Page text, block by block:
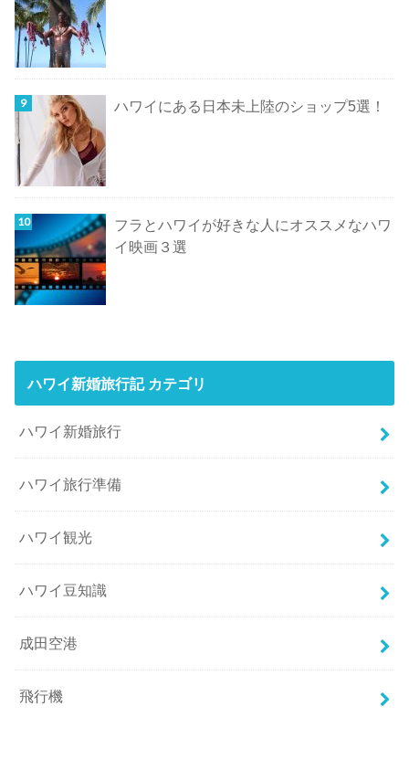
ハワイにある日本未上陸のショップ5選！
フラとハワイが好きな人にオススメなハワ
イ映画３選
ハワイ新婚旅行記 カテゴリ
ハワイ新婚旅行
ハワイ旅行準備
ハワイ観光
ハワイ豆知識
成田空港
飛行機